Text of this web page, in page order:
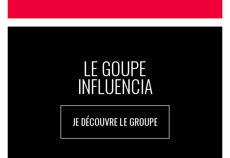
LE GOUPE
INFLUENCIA
JE DÉCOUVRE LE GROUPE